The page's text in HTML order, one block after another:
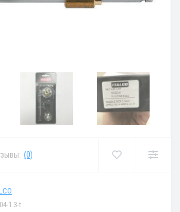
(0)
1.3-t